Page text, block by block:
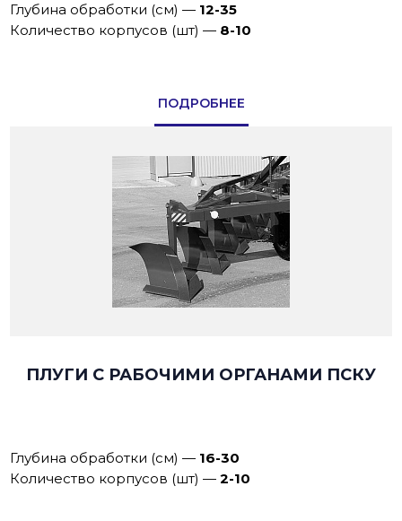
Глубина обработки (см) — 12-35
Количество корпусов (шт) — 8-10
ПОДРОБНЕЕ
ПЛУГИ С РАБОЧИМИ ОРГАНАМИ ПСКУ
Глубина обработки (см) — 16-30
Количество корпусов (шт) —2-10